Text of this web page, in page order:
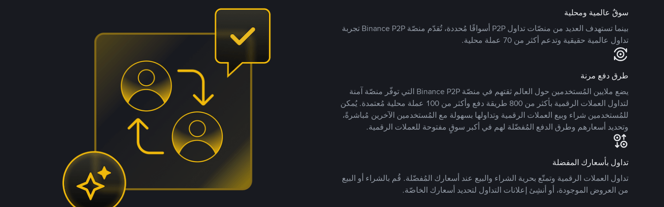
سوقٌ عالمية ومحلية
بينما تستهدف العديد من منصّات تداول P2P أسواقًا مُحددة، تُقدّم منصّة Binance P2P تجربة
تداول عالمية حقيقية وتدعم أكثر من 70 عملة محلية.
طرق دفع مرنة
يضع ملايين المُستخدمين حول العالم ثقتهم في منصّة Binance P2P التي توفّر منصّة آمنة
لتداول العملات الرقمية بأكثر من 800 طريقة دفع وأكثر من 100 عملة محلية مُعتمدة. يُمكن
للمُستخدمين شراء وبيع العملات الرقمية وتداولها بسهولة مع المُستخدمين الآخرين مُباشرةً،
وتحديد أسعارهم وطرق الدفع المُفضّلة لهم في أكبر سوقٍ مفتوحة للعملات الرقمية.
تداول بأسعارك المفضلة
تداول العملات الرقمية وتمتّع بحرية الشراء والبيع عند أسعارك المُفضّلة. قُم بالشراء أو البيع
من العروض الموجودة، أو أنشِئ إعلانات التداول لتحديد أسعارك الخاصّة.